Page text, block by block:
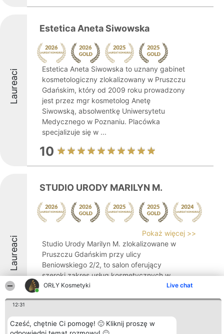
ORŁY Kosmetyki Live chat
12:31
Cześć, chętnie Ci pomogę! 🙂 Kliknij proszę w
Laureaci
Estetica Aneta Siwowska
Estetica Aneta Siwowska to uznany gabinet
kosmetologiczny zlokalizowany w Pruszczu
Gdańskim, który od 2009 roku prowadzony
jest przez mgr kosmetolog Anetę
Siwowską, absolwentkę Uniwersytetu
Medycznego w Poznaniu. Placówka
specjalizuje się w ...
10
Laureaci
STUDIO URODY MARILYN M.
Pokaż więcej >>
Studio Urody Marilyn M. zlokalizowane w
Pruszczu Gdańskim przy ulicy
Beniowskiego 2/2, to salon oferujący
szeroki zakres usług kosmetycznych w
eleganckiej i stylowej atmosferze.
9.8